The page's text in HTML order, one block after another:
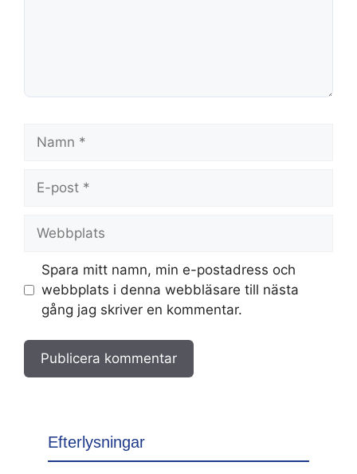
post
Spara mitt namn, min e-postadress och
webbplats i denna webbläsare till nästa
gång jag skriver en kommentar.
Efterlysningar